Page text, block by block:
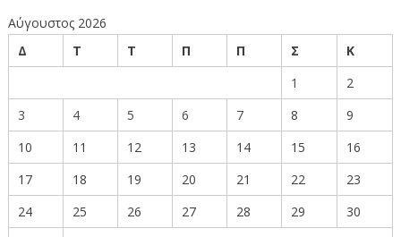
Αύγουστος 2026
Δ
Τ Τ Π Π Σ
Κ
1
2
3
4 5 6 7 8
9
10
11 12 13 14 15
16
17
18 19 20 21 22
23
24
25 26 27 28 29
30